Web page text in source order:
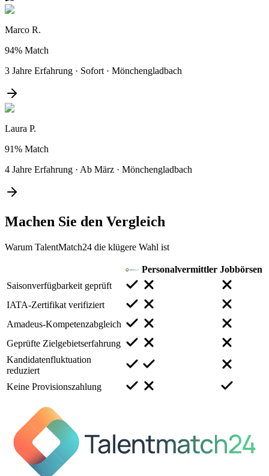
Marco R.
94% Match
3 Jahre Erfahrung · Sofort · Mönchengladbach
Laura P.
91% Match
4 Jahre Erfahrung · Ab März · Mönchengladbach
Machen Sie den Vergleich
Warum TalentMatch24 die klügere Wahl ist
Personalvermittler Jobbörsen
Saisonverfügbarkeit geprüft
IATA-Zertifikat verifiziert
Amadeus-Kompetenzabgleich
Geprüfte Zielgebietserfahrung
Kandidatenfluktuation
reduziert
Keine Provisionszahlung